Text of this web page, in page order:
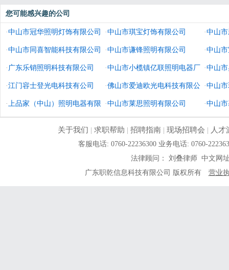
您可能感兴趣的公司
·中山市冠华照明灯饰有限公司 ·中山市琪宝灯饰有限公司 ·中山
·中山市同喜智能科技有限公司 ·中山市谦锋照明有限公司 ·中山
司
·广东乐销照明科技有限公司 ·中山市小榄镇亿联照明电器厂 ·中山
·江门容士登光电科技有公司 ·佛山市爱迪欧光电科技有限公
司
·中山
·上品家（中山）照明电器有限 ·中山市莱思照明有限公司 ·中山
关于我们 | 求职帮助 | 招聘指南| 现场招聘会 | 人才
客服电话: 0760-22236300 业务电话: 0760-
法律顾问： 刘叠律师 中文网
广东职乾信息科技有限公司 版权所有
营业